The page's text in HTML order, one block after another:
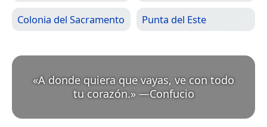
Colonia del Sacramento Punta del Este
«A donde quiera que vayas, ve con todo
tu corazón.» —Confucio